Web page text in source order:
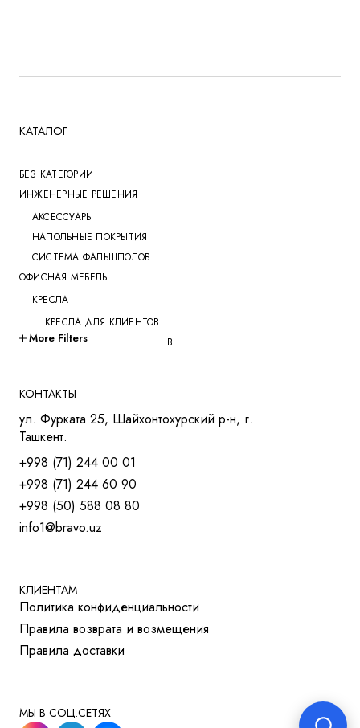
КАТАЛОГ
БЕЗ КАТЕГОРИИ
ИНЖЕНЕРНЫЕ РЕШЕНИЯ
АКСЕССУАРЫ
НАПОЛЬНЫЕ ПОКРЫТИЯ
СИСТЕМА ФАЛЬШПОЛОВ
ОФИСНАЯ МЕБЕЛЬ
КРЕСЛА
КРЕСЛА ДЛЯ КЛИЕНТОВ
КРЕСЛА ДЛЯ ПЕРЕГОВОРОВ
КРЕСЛА ДЛЯ ТРЕНИНГОВ
МЯГКАЯ МЕБЕЛЬ
СТОЛЫ
СТОЛ ДЛЯ РУКОВОДИТЕЛЯ
СТОЛЫ OPEN-SPACE
СТОЛЫ ДЛЯ МЕНЕДЖЕРОВ
СТОЛЫ ДЛЯ ПЕРЕГОВОРОВ
ШКАФЫ И ТУМБЫ
РЕШЕНИЯ ДЛЯ БИЗНЕСА
ДЛЯ ОТЕЛЕЙ
ДЛЯ УЧЕБНЫХ УЧРЕЖДЕНИЙ
More Filters
КОНТАКТЫ
ул. Фурката 25, Шайхонтохурский р-н, г.
Ташкент.
+998 (71) 244 00 01
+998 (71) 244 60 90
+998 (50) 588 08 80
info1@bravo.uz
КЛИЕНТАМ
Политика конфиденциальности
Правила возврата и возмещения
Правила доставки
МЫ В СОЦ.СЕТЯХ